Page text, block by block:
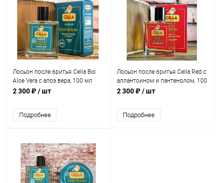
Лосьон после бритья Cella Bio
Aloe Vera с алоэ вера, 100 мл
2 300 ₽/ шт
Подробнее
Лосьон после бритья Cella Red с
аллантоином и пантенолом, 100
мл
2 300 ₽/ шт
Подробнее